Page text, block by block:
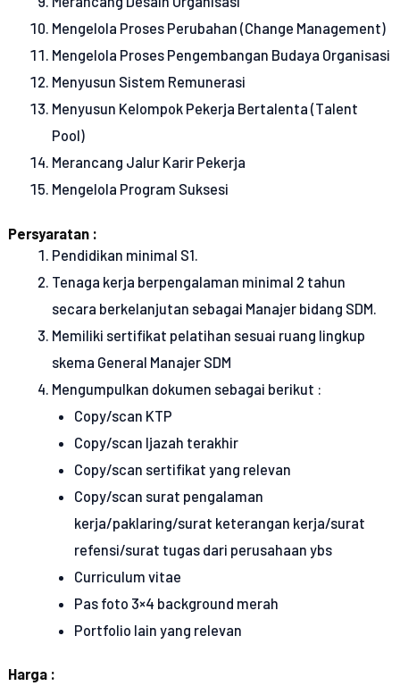
Mengelola Proses Perubahan (Change Management)
Mengelola Proses Pengembangan Budaya Organisasi
Menyusun Sistem Remunerasi
Menyusun Kelompok Pekerja Bertalenta (Talent
Pool)
Merancang Jalur Karir Pekerja
Mengelola Program Suksesi
Persyaratan :
Pendidikan minimal S1.
Tenaga kerja berpengalaman minimal 2 tahun
secara berkelanjutan sebagai Manajer bidang SDM.
Memiliki sertifikat pelatihan sesuai ruang lingkup
skema General Manajer SDM
Mengumpulkan dokumen sebagai berikut :
Copy/scan KTP
Copy/scan Ijazah terakhir
Copy/scan sertifikat yang relevan
Copy/scan surat pengalaman
kerja/paklaring/surat keterangan kerja/surat
refensi/surat tugas dari perusahaan ybs
Curriculum vitae
Pas foto 3×4 background merah
Portfolio lain yang relevan
Harga :